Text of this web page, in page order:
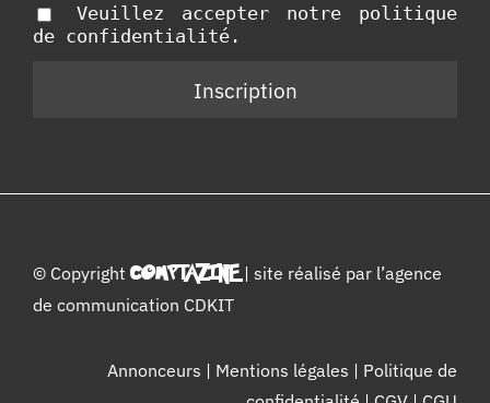
Veuillez accepter notre politique
de confidentialité.
© Copyright COMPTAZINE| site réalisé par l’agence
de communication CDKIT
Annonceurs | Mentions légales | Politique de